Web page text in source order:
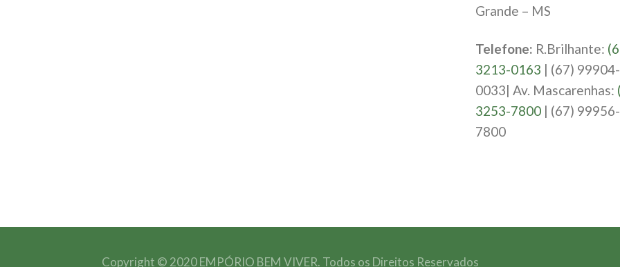
Grande – MS
Telefone: R.Brilhante:
3213-0163 | (67) 99904-
0033| Av. Mascarenhas:
3253-7800 | (67) 99956-
7800
Copyright © 2020 EMPÓRIO BEM VIVER. Todos os Direitos Reservados